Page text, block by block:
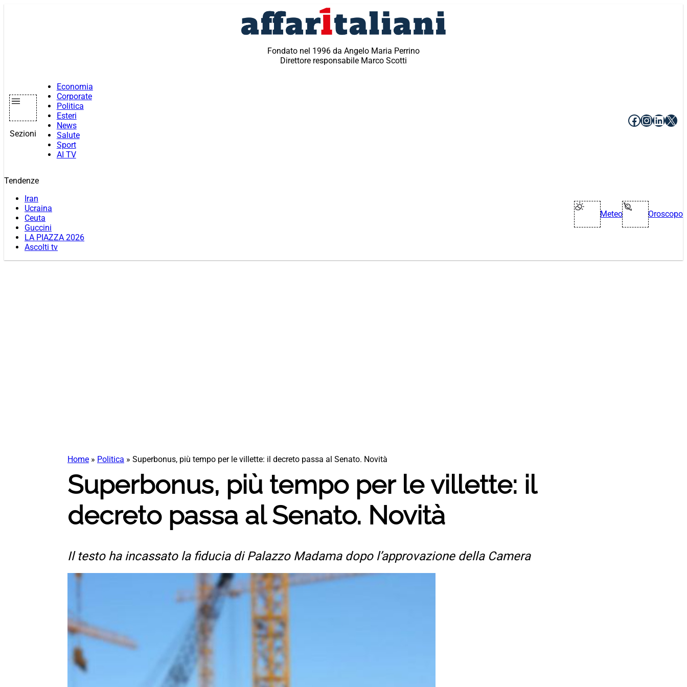
Fondato nel 1996 da Angelo Maria Perrino
Direttore responsabile Marco Scotti
Sezioni
Economia
Corporate
Politica
Esteri
News
Salute
Sport
AI TV
Facebook
X
Tendenze
Iran
Ucraina
Ceuta
Guccini
LA PIAZZA 2026
Ascolti tv
Meteo Oroscopo
Home » Politica » Superbonus, più tempo per le villette: il decreto passa al Senato. Novità
Superbonus, più tempo per le villette: il
decreto passa al Senato. Novità
Il testo ha incassato la fiducia di Palazzo Madama dopo l’approvazione della Camera